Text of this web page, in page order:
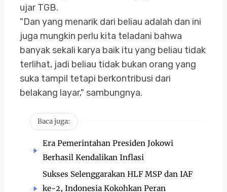
ujar TGB.
"Dan yang menarik dari beliau adalah dan ini
juga mungkin perlu kita teladani bahwa
banyak sekali karya baik itu yang beliau tidak
terlihat, jadi beliau tidak bukan orang yang
suka tampil tetapi berkontribusi dari
belakang layar," sambungnya.
Baca juga:
Era Pemerintahan Presiden Jokowi
Berhasil Kendalikan Inflasi
Sukses Selenggarakan HLF MSP dan IAF
ke-2, Indonesia Kokohkan Peran